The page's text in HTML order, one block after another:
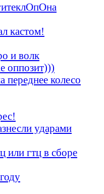
кастом!
и волк
оппозит)))
колесо
ударами
или гтц в сборе